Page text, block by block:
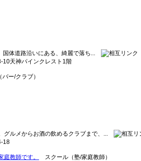
国体道路沿いにある、綺麗で落ち...
10天神パインクレスト1階
ー/クラブ）
グルメからお酒の飲めるクラブまで、...
18
教師です。
スクール（塾/家庭教師）